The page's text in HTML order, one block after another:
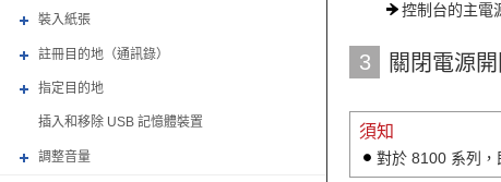
裝入紙張
註冊目的地（通訊錄）
指定目的地
插入和移除 USB 記憶體裝置
調整音量
控制台的主電
3 關閉電源開
須知
對於 8100 系列，